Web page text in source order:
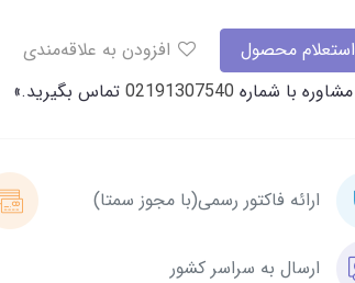
با شماره 02191307540 تماس بگیرید.»
ارائه فاکتور رسمی(با مجوز سمتا)
ارسال به سراسر کشور